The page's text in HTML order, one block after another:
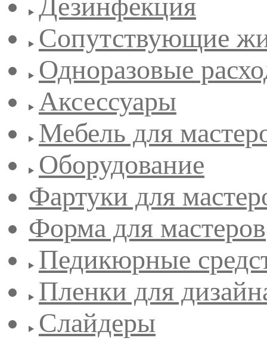
Дезинфекция
Сопутствующие
Одноразовые
Аксессуары
Мебель для
Оборудование
Фартуки для
Форма для мастеров
Педикюрные
Пленки для
Слайдеры